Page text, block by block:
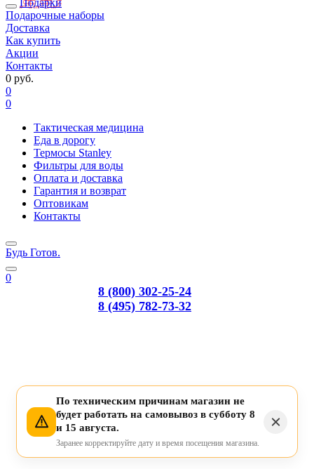
Подарки
Подарочные наборы
Доставка
Как купить
Акции
Контакты
0 руб.
0
0
Тактическая медицина
Еда в дорогу
Термосы Stanley
Фильтры для воды
Оплата и доставка
Гарантия и возврат
Оптовикам
Контакты
Будь Готов.
0
8 (800) 302-25-24
8 (495) 782-73-32
По техническим причинам магазин не
будет работать на самовывоз в субботу 8
и 15 августа.
Заранее корректируйте дату и время посещения магазина.